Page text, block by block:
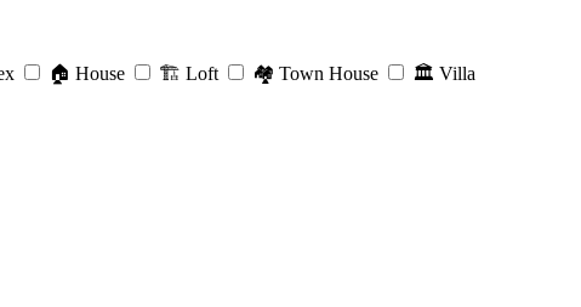
🏠 House 🏗️ Loft 🏘️ Town House 🏛️ Villa